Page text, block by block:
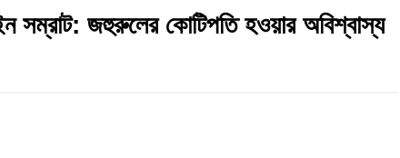
হামলা: সন্ত্রাসীদের দ্রুত গ্রেফতারে ৭২ ঘন্টা
আলটিমেটাম
সম্রাট: জহুরুলের কোটিপতি হওয়ার অবিশ্বাস্য